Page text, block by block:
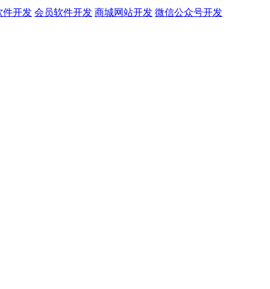
件开发会员软件开发商城网站开发微信公众号开发